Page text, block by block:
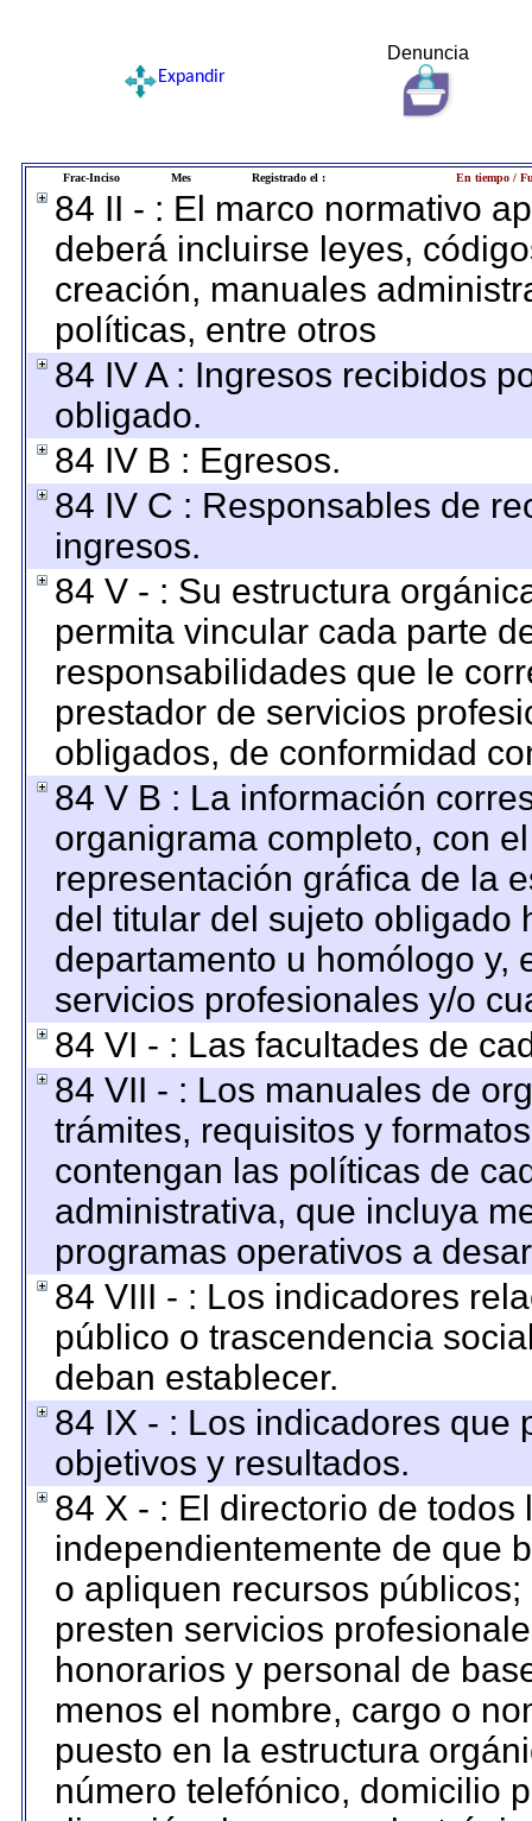
Denuncia
Expandir
Frac-Inciso Mes Registrado el : En tiempo /
84 II - : El marco normativo
deberá incluirse leyes,
creación, manuales
políticas, entre otros
84 IV A : Ingresos recibidos
obligado.
84 IV B : Egresos.
84 IV C : Responsables de
ingresos.
84 V - : Su estructura
permita vincular cada parte
responsabilidades que le
prestador de servicios
obligados, de conformidad
84 V B : La información
organigrama completo, con
representación gráfica de la
del titular del sujeto obligado
departamento u homólogo y,
servicios profesionales y/o
84 VI - : Las facultades de
84 VII - : Los manuales de
trámites, requisitos y
contengan las políticas de
administrativa, que incluya
programas operativos a
84 VIII - : Los indicadores
público o trascendencia
deban establecer.
84 IX - : Los indicadores que
objetivos y resultados.
84 X - : El directorio de
independientemente de que
o apliquen recursos
presten servicios
honorarios y personal de
menos el nombre, cargo o
puesto en la estructura
número telefónico, domicilio